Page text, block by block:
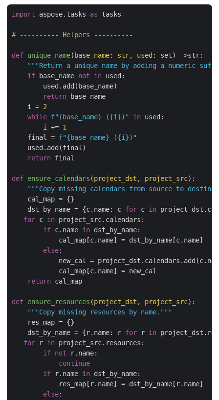
import aspose.tasks as tasks
# ---------- Helpers ----------
def unique_name( base_name: str, used: set) ->str:
"""Return a unique name by adding a numeric
if base_name not in used:
        used.add(base_name)
return base_name
    i =
2
while f"{base_name} ({i})" in used:
        i +=
1
    final =
f"{base_name} ({i})"
    used.add(final)
return final
def ensure_calendars (project_dst, project_src):
"""Copy missing calendars from source to
    cal_map = {}
    dst_by_name = {c.name: c
for c in
for c in project_src.calendars:
if c.name in dst_by_name:
            cal_map[c.name] = dst_by_name[c.name]
else:
new_cal =
            cal_map[c.name] = new_cal
return cal_map
def ensure_resources (project_dst, project_src):
"""Copy missing resources by name."""
    res_map = {}
    dst_by_name = {r.name: r
for r in
for r in project_src.resources:
if not r.name:
continue
if r.name in dst_by_name:
            res_map[r.name] = dst_by_name[r.name]
else: